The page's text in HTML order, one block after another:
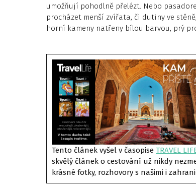
umožňují pohodlně přelézt. Nebo
procházet menší zvířata, či dutiny ve
horní kameny natřeny bílou barvou, prý
Tento článek vyšel v časopise TRAVEL LIF
skvělý článek o cestování už nikdy
krásné fotky, rozhovory s našimi i